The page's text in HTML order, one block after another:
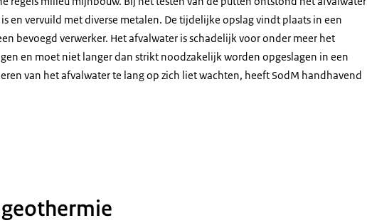
en vervuild met diverse metalen. De tijdelijke opslag vindt plaats in een
bevoegd verwerker. Het afvalwater is schadelijk voor onder meer het
en moet niet langer dan strikt noodzakelijk worden opgeslagen in een
van het afvalwater te lang op zich liet wachten, heeft SodM handhavend